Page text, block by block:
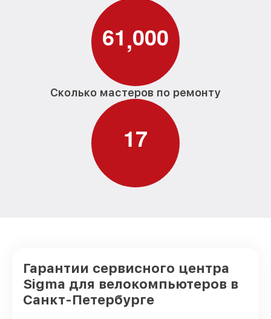
61,000
Сколько мастеров по ремонту
17
Гарантии сервисного центра
Sigma для велокомпьютеров в
Санкт-Петербурге